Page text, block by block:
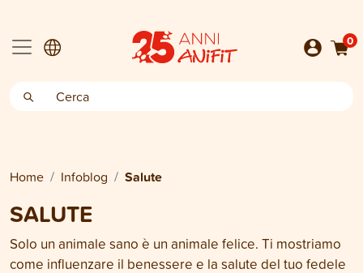
0
Home Infoblog Salute
SALUTE
Solo un animale sano è un animale felice. Ti mostriamo
come influenzare il benessere e la salute del tuo fedele